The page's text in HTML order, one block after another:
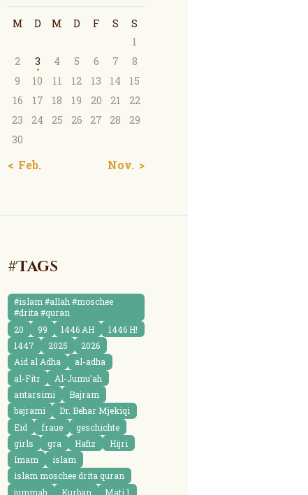
M D M D F S
S
1
2
3 4 5 6 7
8
9
10 11 12 13 14
15
16
17 18 19 20 21
22
23
24 25 26 27 28
29
30
« Feb. Nov. »
#Tags
#islam #allah #moschee
#drita #quran
20
99 1446 AH
1446 H!
1447
2025
2026
Aid al Adha
al-adha
al-Fitr
Al-Jumu'ah
antarsimi
Bajram
bajrami
Dr. Behar Mjekiqi
Eid
fraue
geschichte
girls
gra Hafiz
Hijri
Imam
islam
islam moschee drita quran
jummah
Kurban
Mati 1